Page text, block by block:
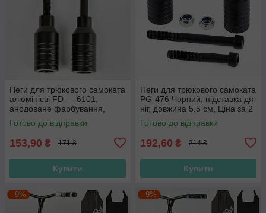
Пеги для трюкового самоката
алюмінієві FD — 6101,
анодоване фарбування,
довжина — 5.5 см
Готово до відправки
153,90 ₴ 171 ₴
Купити
Пеги для трюкового самоката
PG-476 Чорний, підставка дя
ніг, довжина 5.5 см, Ціна за 2
шт.,
Готово до відправки
192,60 ₴ 214 ₴
Купити
–9% –9%